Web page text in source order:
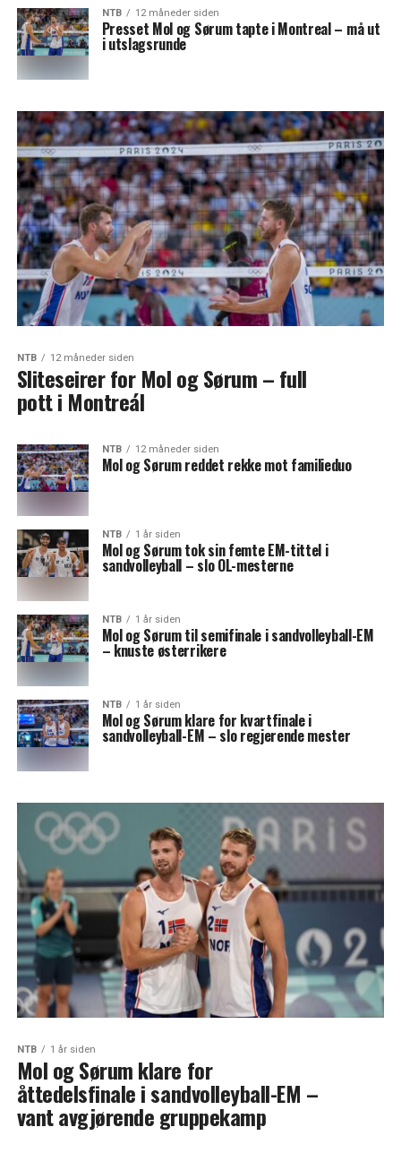
NTB 12 måneder siden
Presset Mol og Sørum tapte i Montreal – må ut
i utslagsrunde
NTB 12 måneder siden
Sliteseirer for Mol og Sørum – full
pott i Montreál
NTB 12 måneder siden
Mol og Sørum reddet rekke mot familieduo
NTB 1 år siden
Mol og Sørum tok sin femte EM-tittel i
sandvolleyball – slo OL-mesterne
NTB 1 år siden
Mol og Sørum til semifinale i sandvolleyball-EM
– knuste østerrikere
NTB 1 år siden
Mol og Sørum klare for kvartfinale i
sandvolleyball-EM – slo regjerende mester
NTB 1 år siden
Mol og Sørum klare for
åttedelsfinale i sandvolleyball-EM –
vant avgjørende gruppekamp